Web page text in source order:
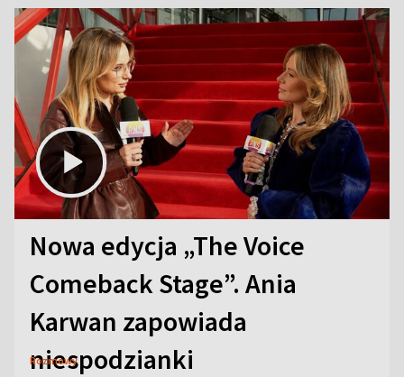
Nowa edycja „The Voice
Comeback Stage”. Ania
Karwan zapowiada
niespodzianki
Rozmowy